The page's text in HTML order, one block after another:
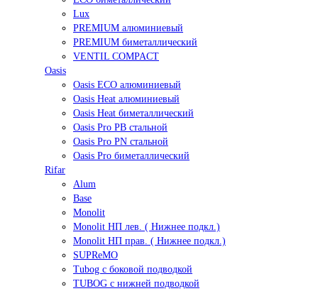
Lux
PREMIUM алюминиевый
PREMIUM биметаллический
VENTIL COMPACT
Oasis
Oasis ECO алюминиевый
Oasis Heat алюминиевый
Oasis Heat биметаллический
Oasis Pro PB стальной
Oasis Pro PN стальной
Oasis Pro биметаллический
Rifar
Alum
Base
Monolit
Monolit НП лев. ( Нижнее подкл.)
Monolit НП прав. ( Нижнее подкл.)
SUPReMO
Tubog с боковой подводкой
TUBOG с нижней подводкой